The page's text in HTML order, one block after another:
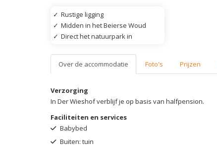
✓ Rustige ligging
✓ Midden in het Beierse Woud
✓ Direct het natuurpark in
Over de accommodatie Foto's Prijzen
Verzorging
In Der Wieshof verblijf je op basis van halfpension.
Faciliteiten en services
Babybed
Buiten: tuin